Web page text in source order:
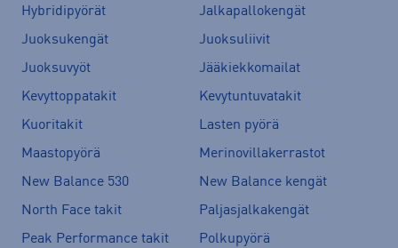
Hybridipyörät
Jalkapallokengät
Juoksukengät
Juoksuliivit
Juoksuvyöt
Jääkiekkomailat
Kevyttoppatakit
Kevytuntuvatakit
Kuoritakit
Lasten pyörä
Maastopyörä
Merinovillakerrastot
New Balance 530
New Balance kengät
North Face takit
Paljasjalkakengät
Peak Performance takit
Polkupyörä